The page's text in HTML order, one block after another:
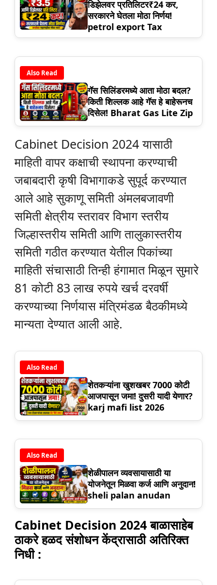
डिझेलवर प्रतिलिटर₹24 कर,
सरकारने घेतला मोठा निर्णय!
petrol export Tax
Also Read
गॅस सिलिंडरमध्ये आता मोठा बदल?
किती शिल्लक आहे गॅस हे बाहेरूनच
दिसेल! Bharat Gas Lite Zip
Cabinet Decision 2024 यासाठी
माहिती वापर कक्षाची स्थापना करण्याची
जबाबदारी कृषी विभागाकडे सुपूर्द करण्यात
आले आहे सुकाणू समिती अंमलबजावणी
समिती क्षेत्रीय स्तरावर विभाग स्तरीय
जिल्हास्तरीय समिती आणि तालुकास्तरीय
समिती गठीत करण्यात येतील पिकांच्या
माहिती संचासाठी तिन्ही हंगामात मिळून सुमारे
81 कोटी 83 लाख रुपये खर्च दरवर्षी
करण्याच्या निर्णयास मंत्रिमंडळ बैठकीमध्ये
मान्यता देण्यात आली आहे.
Also Read
शेतकऱ्यांना खुशखबर 7000 कोटी
आजपासून जमा! दुसरी यादी येणार?
karj mafi list 2026
Also Read
शेळीपालन व्यवसायासाठी या
योजनेतून मिळवा कर्ज आणि अनुदान!
sheli palan anudan
Cabinet Decision 2024 बाळासाहेब
ठाकरे हळद संशोधन केंद्रासाठी अतिरिक्त
निधी :